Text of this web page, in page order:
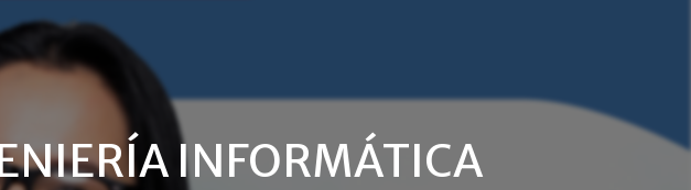
INFORMÁTICA